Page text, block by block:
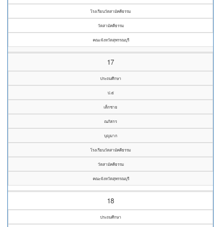
โรงเรียนวัดสามัคคีธรรม
วัดสามัคคีธรรม
คณะจังหวัดสุพรรณบุรี
17
ประถมศึกษา
ป.๕
เด็กชาย
ณภัสกร
บุญมาก
โรงเรียนวัดสามัคคีธรรม
วัดสามัคคีธรรม
คณะจังหวัดสุพรรณบุรี
18
ประถมศึกษา